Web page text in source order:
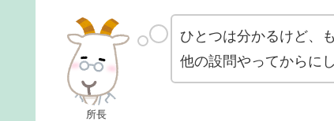
所長
ひとつは分かるけど、
他の設問やってからに